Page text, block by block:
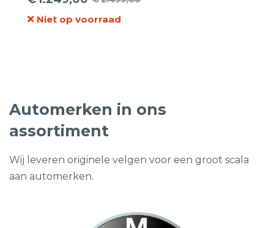
Oorspronkelijke
prijs
Huidige
prijs
Niet op voorraad
Automerken in ons
assortiment
Wij leveren originele velgen voor een groot scala
aan automerken.